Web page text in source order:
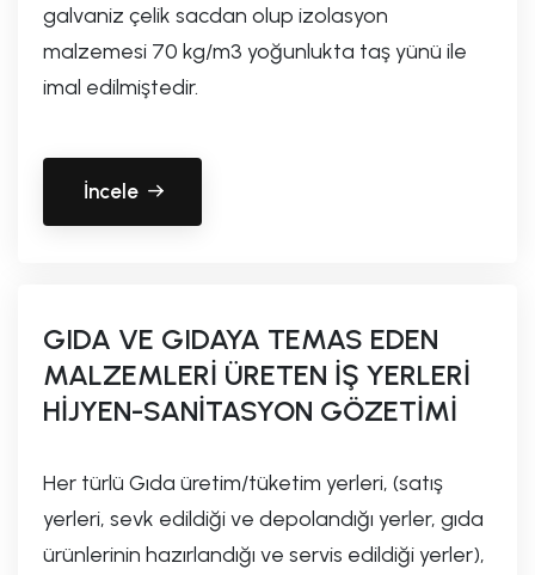
galvaniz çelik sacdan olup izolasyon
malzemesi 70 kg/m3 yoğunlukta taş yünü ile
imal edilmiştedir.
İncele
GIDA VE GIDAYA TEMAS EDEN
MALZEMLERİ ÜRETEN İŞ YERLERİ
HİJYEN-SANİTASYON GÖZETİMİ
Her türlü Gıda üretim/tüketim yerleri, (satış
yerleri, sevk edildiği ve depolandığı yerler, gıda
ürünlerinin hazırlandığı ve servis edildiği yerler),